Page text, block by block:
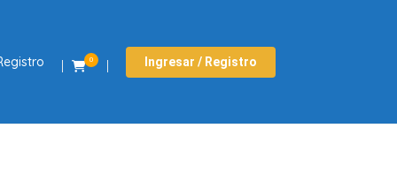
0 Ingresar / Registro